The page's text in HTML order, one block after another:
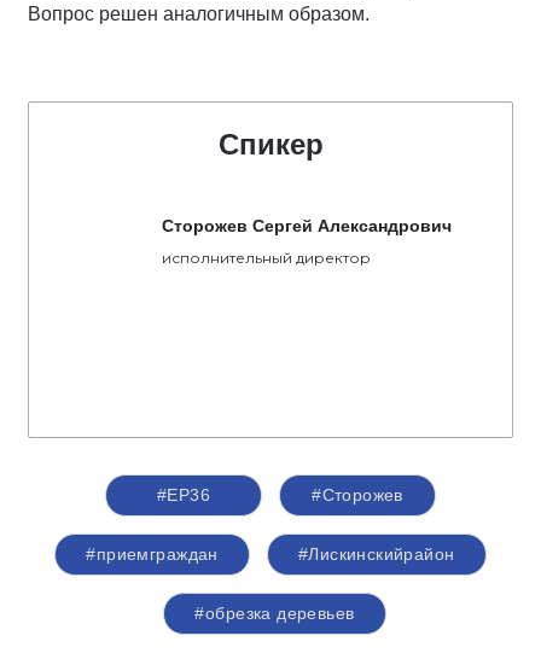
Вопрос решен аналогичным образом.
Спикер
Сторожев Сергей Александрович
исполнительный директор
#ЕР36 #Сторожев
#приемграждан #Лискинскийрайон
#обрезка деревьев